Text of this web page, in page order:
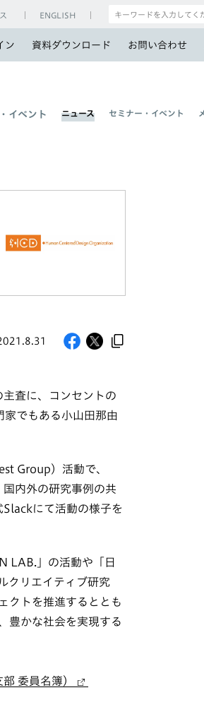
ン 資料ダウンロード お問い合わせ
ENGLISH
イベント ニュース セミナー・イベント
査に、コンセントの
でもある小山田那由
Group）活動で、
内外の研究事例の共
にて活動の様子を
LAB.」の活動や「日
クリエイティブ研究
クトを推進するととも
豊かな社会を実現する
委員名簿）